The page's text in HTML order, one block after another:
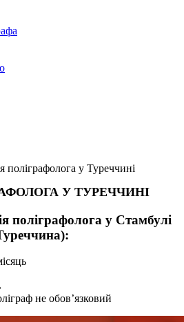
поліграфолога у Туреччині
У ТУРЕЧЧИНІ
поліграфолога у Стамбулі
не обов’язковий